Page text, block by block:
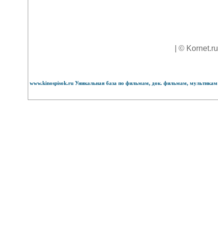
| ©
www.kinospisok.ru Уникальная база по фильмам, док. фильмам,